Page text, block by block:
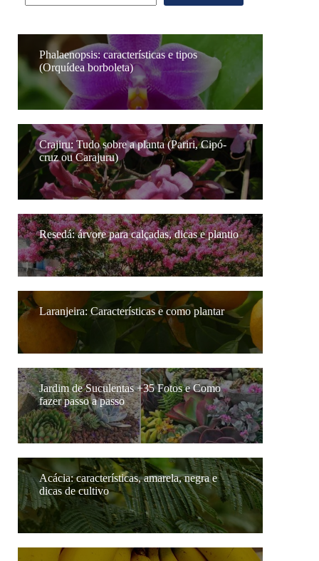
Phalaenopsis: características e tipos
(Orquídea borboleta)
Crajiru: Tudo sobre a planta (Pariri, Cipó-
cruz ou Carajuru)
Resedá: árvore para calçadas, dicas e plantio
Laranjeira: Características e como plantar
Jardim de Suculentas +35 Fotos e Como
fazer passo a passo
Acácia: características, amarela, negra e
dicas de cultivo